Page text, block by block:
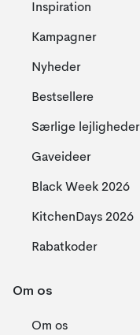
Inspiration
Kampagner
Nyheder
Bestsellere
Særlige lejligheder
Gaveideer
Black Week 2026
KitchenDays 2026
Rabatkoder
Om os
Om os